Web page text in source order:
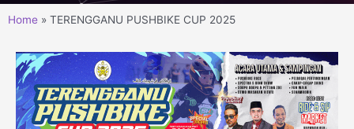
Home TERENGGANU PUSHBIKE CUP 2025